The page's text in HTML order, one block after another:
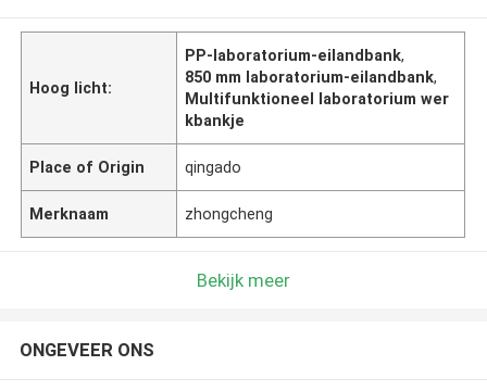
Hoog licht:
PP-laboratorium-eilandbank,
850 mm laboratorium-eilandbank,
Multifunktioneel laboratorium wer
kbankje
Place of Origin qingado
Merknaam zhongcheng
Bekijk meer
ONGEVEER ONS